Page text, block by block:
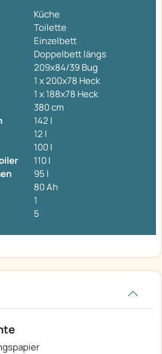
Küche
Toilette
Einzelbett
Doppelbett längs
209x84/39 Bug
1 x 200x78 Heck
1 x 188x78 Heck
380 cm
142 l
12 l
100 l
110 l
95 l
80 Ah
1
5